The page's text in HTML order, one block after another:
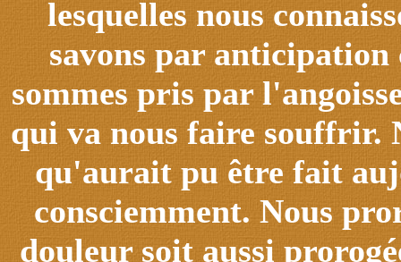
lesquelles nous
savons par
sommes pris par
qui va nous faire souffrir.
qu'aurait pu être fait
consciemment. Nous
douleur soit aussi